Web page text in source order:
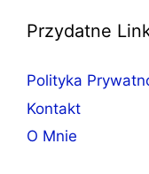
Przydatne
Polityka
Kontakt
O Mnie